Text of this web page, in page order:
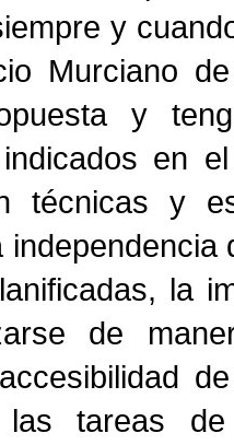
y
Murciano
y
en
técnicas y
la
de
tareas de